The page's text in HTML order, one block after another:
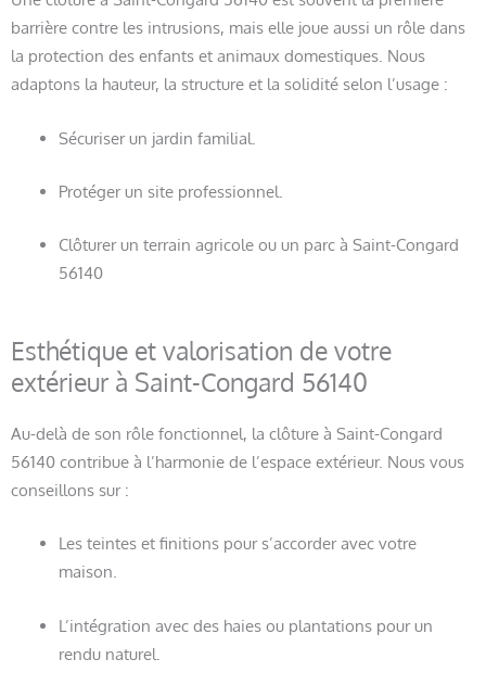
barrière contre les intrusions, mais elle joue aussi un rôle dans
la protection des enfants et animaux domestiques. Nous
adaptons la hauteur, la structure et la solidité selon l’usage :
Sécuriser un jardin familial.
Protéger un site professionnel.
Clôturer un terrain agricole ou un parc à Saint-Congard
56140
Esthétique et valorisation de votre
extérieur à Saint-Congard 56140
Au-delà de son rôle fonctionnel, la clôture à Saint-Congard
56140 contribue à l’harmonie de l’espace extérieur. Nous vous
conseillons sur :
Les teintes et finitions pour s’accorder avec votre
maison.
L’intégration avec des haies ou plantations pour un
rendu naturel.